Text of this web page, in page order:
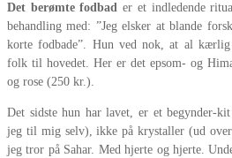
Det berømte fodbad er et indledende
behandling med: ”Jeg elsker at blande
korte fodbade”. Hun ved nok, at al
folk til hovedet. Her er det epsom- og
og rose (250 kr.).
Det sidste hun har lavet, er et begynder-
jeg til mig selv), ikke på krystaller (ud
jeg tror på Sahar. Med hjerte og hjerte.